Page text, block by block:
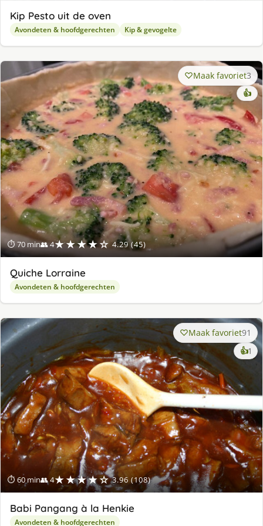
Kip Pesto uit de oven
Avondeten & hoofdgerechten Kip & gevogelte
⏱ 70 min👥 4★★★★☆ 4.29 (45)
Maak favoriet3
👍
Quiche Lorraine
Avondeten & hoofdgerechten
⏱ 60 min👥 4★★★★☆ 3.96 (108)
Maak favoriet91
👍1
Babi Pangang à la Henkie
Avondeten & hoofdgerechten